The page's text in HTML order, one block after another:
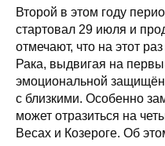
Второй в этом году
стартовал 29 июля и
отмечают, что на этот
Рака, выдвигая на
эмоциональной
с близкими. Особенно
может отразиться на
Весах и Козероге. Об